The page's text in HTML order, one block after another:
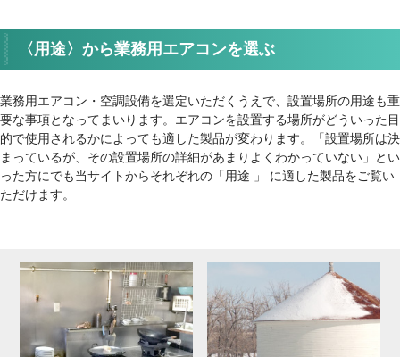
〈用途〉から業務用エアコンを選ぶ
業務用エアコン・空調設備を選定いただくうえで、設置場所の用途も重
要な事項となってまいります。エアコンを設置する場所がどういった目
的で使用されるかによっても適した製品が変わります。「設置場所は決
まっているが、その設置場所の詳細があまりよくわかっていない」とい
った方にでも当サイトからそれぞれの「用途 」 に適した製品をご覧い
ただけます。